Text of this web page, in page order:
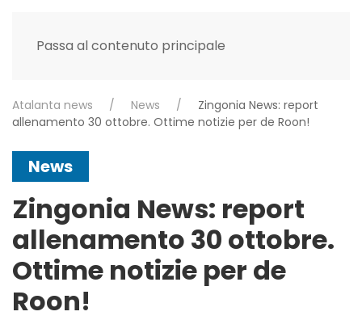
Passa al contenuto principale
Atalanta news News
Zingonia News: report
allenamento 30 ottobre. Ottime notizie per de Roon!
News
Zingonia News: report
allenamento 30 ottobre.
Ottime notizie per de
Roon!